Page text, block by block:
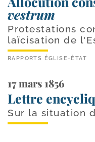
vestrum
Protestations
laïcisation de
RAPPORTS ÉGLISE-ÉTAT
17 mars 1856
Lettre
Sur la situation